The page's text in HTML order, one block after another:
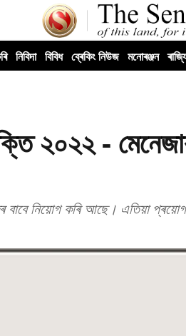
নিবিদা বিবিধ ব্ৰেকিং নিউজ মনোৰঞ্জন
২০২২ -
বাবে নিয়োগ কৰি আছে। এতিয়া